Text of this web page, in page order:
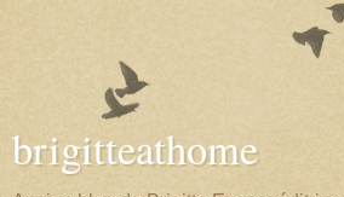
brigitteathome